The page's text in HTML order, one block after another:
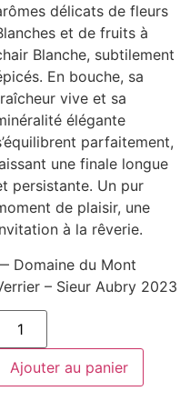
délicats de fleurs
et de fruits à
Blanche, subtilement
En bouche, sa
vive et sa
élégante
parfaitement,
une finale longue
persistante. Un pur
de plaisir, une
à la rêverie.
Domaine du Mont
– Sieur Aubry 2023
Mont
Ajouter au panier